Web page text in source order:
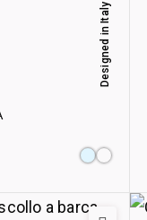
Designed in Italy